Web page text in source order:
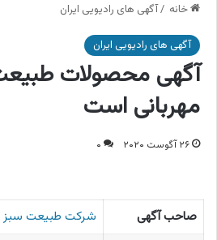
خانه /آگهی های رادیویی ایران
آگهی های رادیویی ایران
آگهی محصولات
مهربانی است
۲۶ آگوست ۲۰۲۰ ۰
صاحب آگهی
شرکت طبیعت سبز